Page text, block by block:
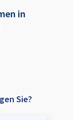
in
Sie?